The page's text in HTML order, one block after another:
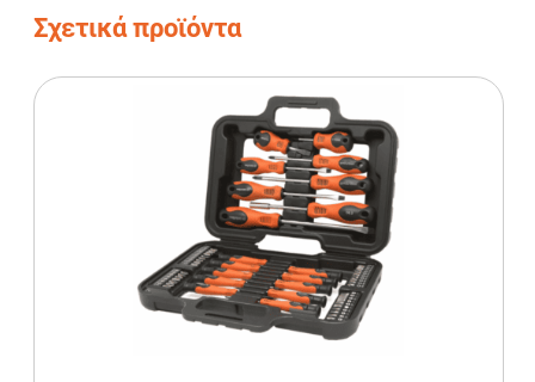
Σχετικά προϊόντα